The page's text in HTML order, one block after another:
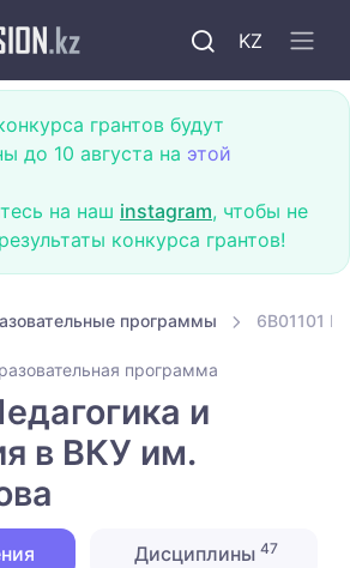
KZ
грантов будут
до 10 августа на этой
на наш instagram, чтобы не
конкурса грантов!
программы 6B01101
программа
и
в ВКУ им.
Дисциплины 47